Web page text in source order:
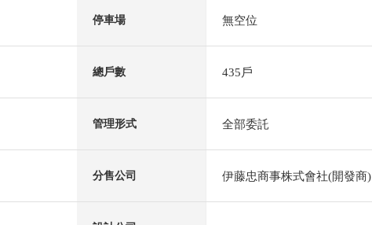
停車場 無空位
總戶數 435戶
管理形式 全部委託
分售公司 伊藤忠商事株式會社(開發商)